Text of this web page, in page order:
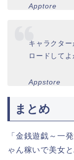
Apptore
キャラクタ
ロードしてよ
Appstore
まとめ
「金銭遊戯～一
ゃん稼いで美女